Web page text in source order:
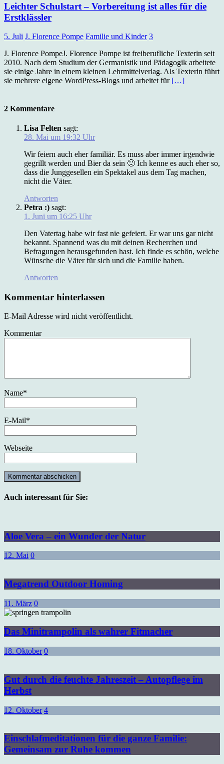
Leichter Schulstart – Vorbereitung ist alles für die
Erstklässler
5. Juli J. Florence Pompe Familie und Kinder 3
J. Florence PompeJ. Florence Pompe ist freiberufliche Texterin seit
2010. Nach dem Studium der Germanistik und Pädagogik arbeitete
sie einige Jahre in einem kleinen Lehrmittelverlag. Als Texterin führt
sie mehrere eigene WordPress-Blogs und arbeitet für […]
2 Kommentare
Lisa Felten sagt:
28. Mai um 19:32 Uhr
Wir feiern auch eher familiär. Es muss aber immer irgendwie
gegrillt werden und Bier da sein 🙂 Ich kenne es auch eher so,
dass die Junggesellen ein Spektakel aus dem Tag machen,
nicht die Väter.
Antworten
Petra :) sagt:
1. Juni um 16:25 Uhr
Den Vatertag habe wir fast nie gefeiert. Er war uns gar nicht
bekannt. Spannend was du mit deinen Recherchen und
Befragungen herausgefunden hast. Ich finde es schön, welche
Wünsche die Väter für sich und die Familie haben.
Antworten
Kommentar hinterlassen
E-Mail Adresse wird nicht veröffentlicht.
Kommentar
Name*
E-Mail*
Webseite
Auch interessant für Sie:
Aloe Vera – ein Wunder der Natur
12. Mai 0
Megatrend Outdoor Homing
11. März 0
Das Minitrampolin als wahrer Fitmacher
18. Oktober 0
Gut durch die feuchte Jahreszeit – Autopflege im
Herbst
12. Oktober 4
Einschlafmeditationen für die ganze Familie:
Gemeinsam zur Ruhe kommen